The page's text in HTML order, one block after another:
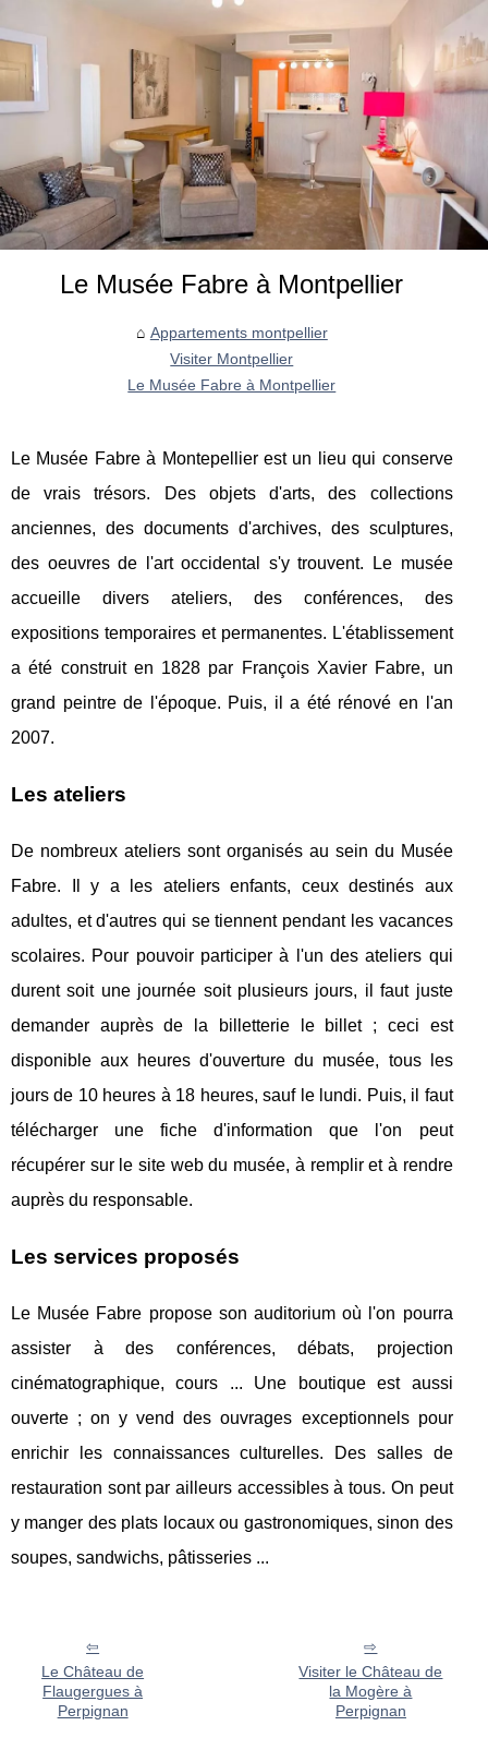
Le Musée Fabre à Montpellier
Appartements montpellier
Visiter Montpellier
Le Musée Fabre à Montpellier
Le Musée Fabre à Montepellier est un lieu qui conserve
de vrais trésors. Des objets d'arts, des collections
anciennes, des documents d'archives, des sculptures,
des oeuvres de l'art occidental s'y trouvent. Le musée
accueille divers ateliers, des conférences, des
expositions temporaires et permanentes. L'établissement
a été construit en 1828 par François Xavier Fabre, un
grand peintre de l'époque. Puis, il a été rénové en l'an
2007.
Les ateliers
De nombreux ateliers sont organisés au sein du Musée
Fabre. Il y a les ateliers enfants, ceux destinés aux
adultes, et d'autres qui se tiennent pendant les vacances
scolaires. Pour pouvoir participer à l'un des ateliers qui
durent soit une journée soit plusieurs jours, il faut juste
demander auprès de la billetterie le billet ; ceci est
disponible aux heures d'ouverture du musée, tous les
jours de 10 heures à 18 heures, sauf le lundi. Puis, il faut
télécharger une fiche d'information que l'on peut
récupérer sur le site web du musée, à remplir et à rendre
auprès du responsable.
Les services proposés
Le Musée Fabre propose son auditorium où l'on pourra
assister à des conférences, débats, projection
cinématographique, cours ... Une boutique est aussi
ouverte ; on y vend des ouvrages exceptionnels pour
enrichir les connaissances culturelles. Des salles de
restauration sont par ailleurs accessibles à tous. On peut
y manger des plats locaux ou gastronomiques, sinon des
soupes, sandwichs, pâtisseries ...
Le Château de
Flaugergues à
Perpignan
Visiter le Château de
la Mogère à
Perpignan